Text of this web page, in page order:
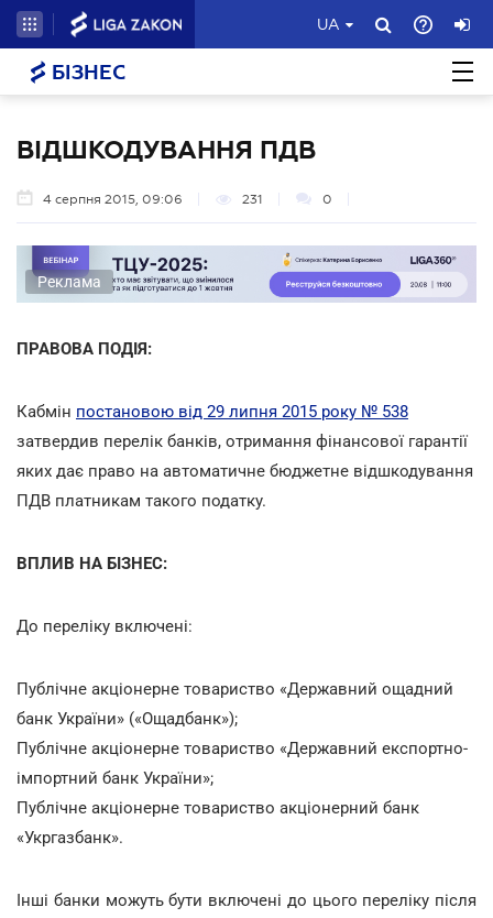
UA
БІЗНЕС
ВІДШКОДУВАННЯ ПДВ
4 серпня 2015, 09:06 231 0
Реклама
ПРАВОВА ПОДІЯ:
Кабмін постановою від 29 липня 2015 року № 538
затвердив перелік банків, отримання фінансової гарантії
яких дає право на автоматичне бюджетне відшкодування
ПДВ платникам такого податку.
ВПЛИВ НА БІЗНЕС:
До переліку включені:
Публічне акціонерне товариство «Державний ощадний
банк України» («Ощадбанк»);
Публічне акціонерне товариство «Державний експортно-
імпортний банк України»;
Публічне акціонерне товариство акціонерний банк
«Укргазбанк».
Інші банки можуть бути включені до цього переліку після